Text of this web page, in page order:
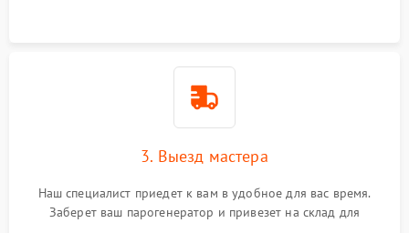
3. Выезд мастера
Наш специалист приедет к вам в удобное для вас время.
Заберет ваш парогенератор и привезет на склад для